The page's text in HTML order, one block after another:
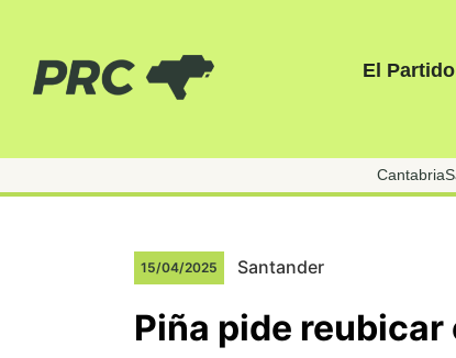
El Partido
Cantabria
15/04/2025 Santander
Piña pide